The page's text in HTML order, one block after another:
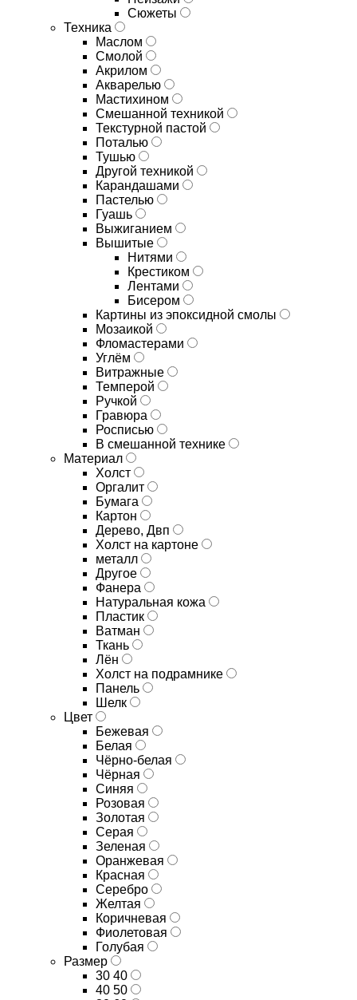
Сюжеты
Техника
Маслом
Смолой
Акрилом
Акварелью
Мастихином
Смешанной техникой
Текстурной пастой
Поталью
Тушью
Другой техникой
Карандашами
Пастелью
Гуашь
Выжиганием
Вышитые
Нитями
Крестиком
Лентами
Бисером
Картины из эпоксидной смолы
Мозаикой
Фломастерами
Углём
Витражные
Темперой
Ручкой
Гравюра
Росписью
В смешанной технике
Материал
Холст
Оргалит
Бумага
Картон
Дерево, Двп
Холст на картоне
металл
Другое
Фанера
Натуральная кожа
Пластик
Ватман
Ткань
Лён
Холст на подрамнике
Панель
Шелк
Цвет
Бежевая
Белая
Чёрно-белая
Чёрная
Синяя
Розовая
Золотая
Серая
Зеленая
Оранжевая
Красная
Серебро
Желтая
Коричневая
Фиолетовая
Голубая
Размер
30 40
40 50